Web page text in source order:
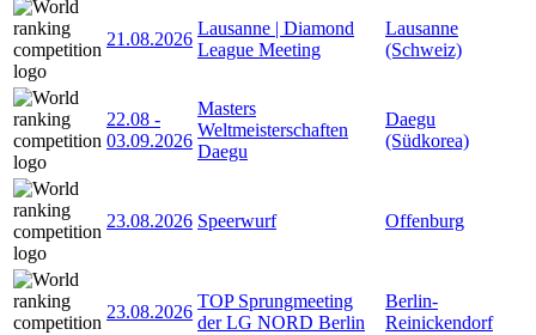
21.08.2026
Lausanne | Diamond
League Meeting
Lausanne
(Schweiz)
22.08 -
03.09.2026
Masters
Weltmeisterschaften
Daegu
Daegu
(Südkorea)
23.08.2026 Speerwurf Offenburg
23.08.2026
TOP Sprungmeeting
der LG NORD Berlin
Berlin-
Reinickendorf